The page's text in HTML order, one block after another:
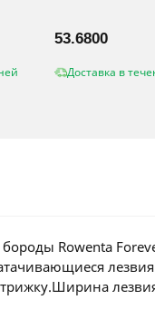
53.6800
Доставка в
Rowenta